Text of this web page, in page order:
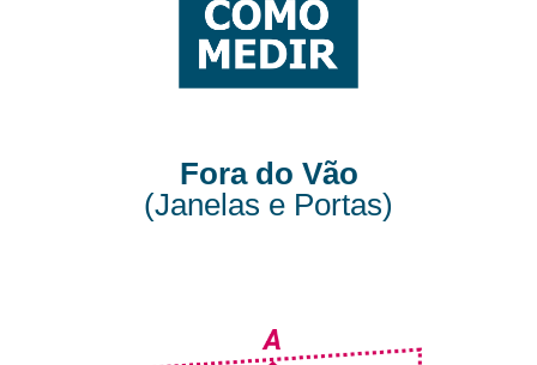
Fora do Vão
(Janelas e Portas)